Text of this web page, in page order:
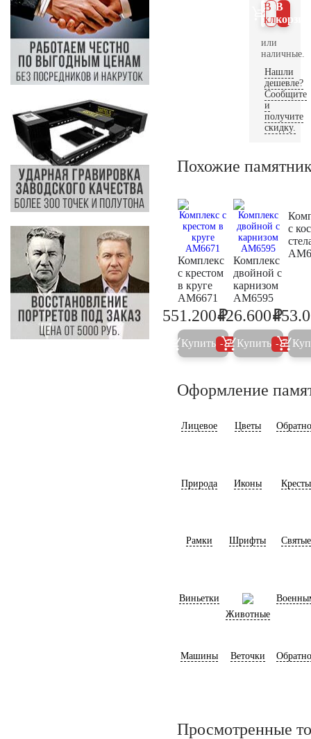
В
В 1
клик
или
наличные.
Нашли
дешевле?
Сообщите
и
получите
скидку.
Похожие
Комплекс
с крестом
в круге
AM6671
580.200
551.200₽
Купить 5%
Комплекс
двойной с
карнизом
AM6595
426.600₽
Купить 5%
с
Оформление
Лицевое Цветы
Природа Иконы Кресты
Рамки Шрифты Святые
Виньетки
Животные
Машины Веточки
Просмотренные